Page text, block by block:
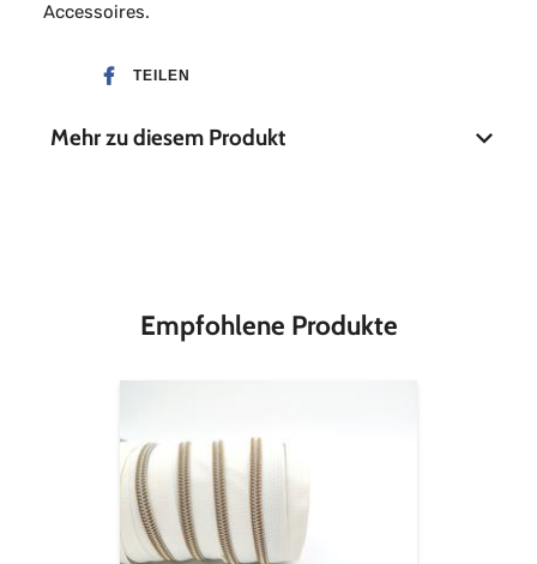
Accessoires.
TEILEN
Mehr zu diesem Produkt
Empfohlene Produkte
metallisiert
altmessing
-
cremeweiß